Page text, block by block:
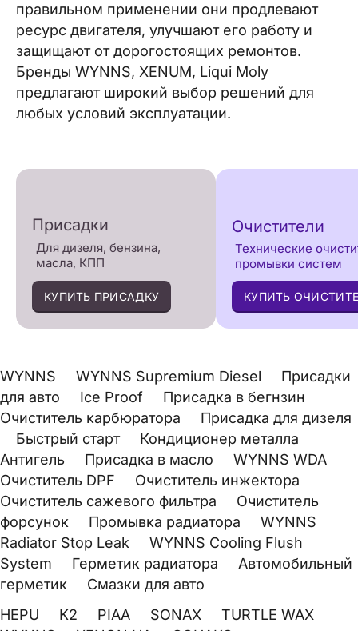
правильном применении они продлевают
ресурс двигателя, улучшают его работу и
защищают от дорогостоящих ремонтов.
Бренды WYNNS, XENUM, Liqui Moly
предлагают широкий выбор решений для
любых условий эксплуатации.
Присадки
Для дизеля, бензина,
масла, КПП
КУПИТЬ ПРИСАДКУ
Очистители
Технические
промывки систем
КУПИТЬ
WYNNS WYNNS Supremium Diesel
Присадки
для авто
Ice Proof
Присадка в бегнзин
Очиститель карбюратора
Присадка для дизеля
Быстрый старт
Кондиционер металла
Антигель
Присадка в масло
WYNNS WDA
Очиститель DPF
Очиститель инжектора
Очиститель сажевого фильтра
Очиститель
форсунок
Промывка радиатора
WYNNS
Radiator Stop Leak
WYNNS Cooling Flush
System
Герметик радиатора
Автомобильный
герметик
Смазки для авто
HEPU
K2 PIAA SONAX
TURTLE WAX